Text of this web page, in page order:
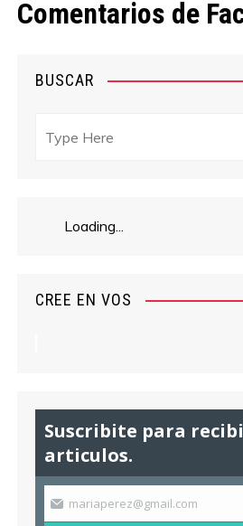
Comentarios de
BUSCAR
Loading...
CREE EN VOS
Suscribite para
articulos.
mariaperez@gmail.com